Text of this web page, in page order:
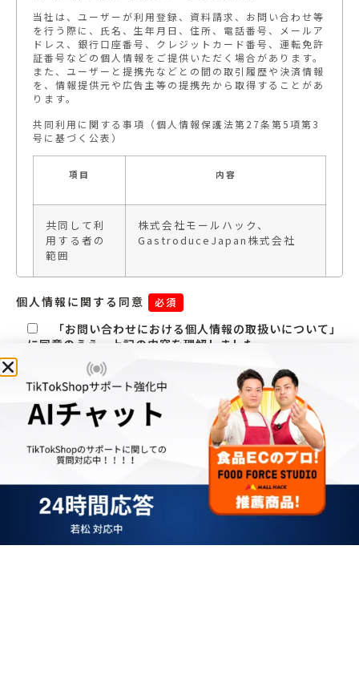
当社は、ユーザーが利用登録、資料請求、お問い合わせ等
を行う際に、氏名、生年月日、住所、電話番号、メールア
ドレス、銀行口座番号、クレジットカード番号、運転免許
証番号などの個人情報をご提供いただく場合があります。
また、ユーザーと提携先などとの間の取引履歴や決済情報
を、情報提供元や広告主等の提携先から取得することがあ
ります。
共同利用に関する事項（個人情報保護法第27条第5項第3
号に基づく公表）
項目 内容
共同して利
用する者の
範囲
株式会社モールハック、
GastroduceJapan株式会社
共同して利
用される個
人情報の項
氏名、住所、電話番号、メール
アドレス、問い合わせ内容、注
文履歴等
共同利用の
目的
本サービスの提供・運営、問い
合わせ対応、キャンペーンや関
連サービスの案内等
個人情報管
理責任者
株式会社モールハック 代表取締
役 安藤吉信
個人情報に関する同意 必須
「お問い合わせにおける個人情報の取扱いについて」
に同意のうえ、上記の内容を理解しました。